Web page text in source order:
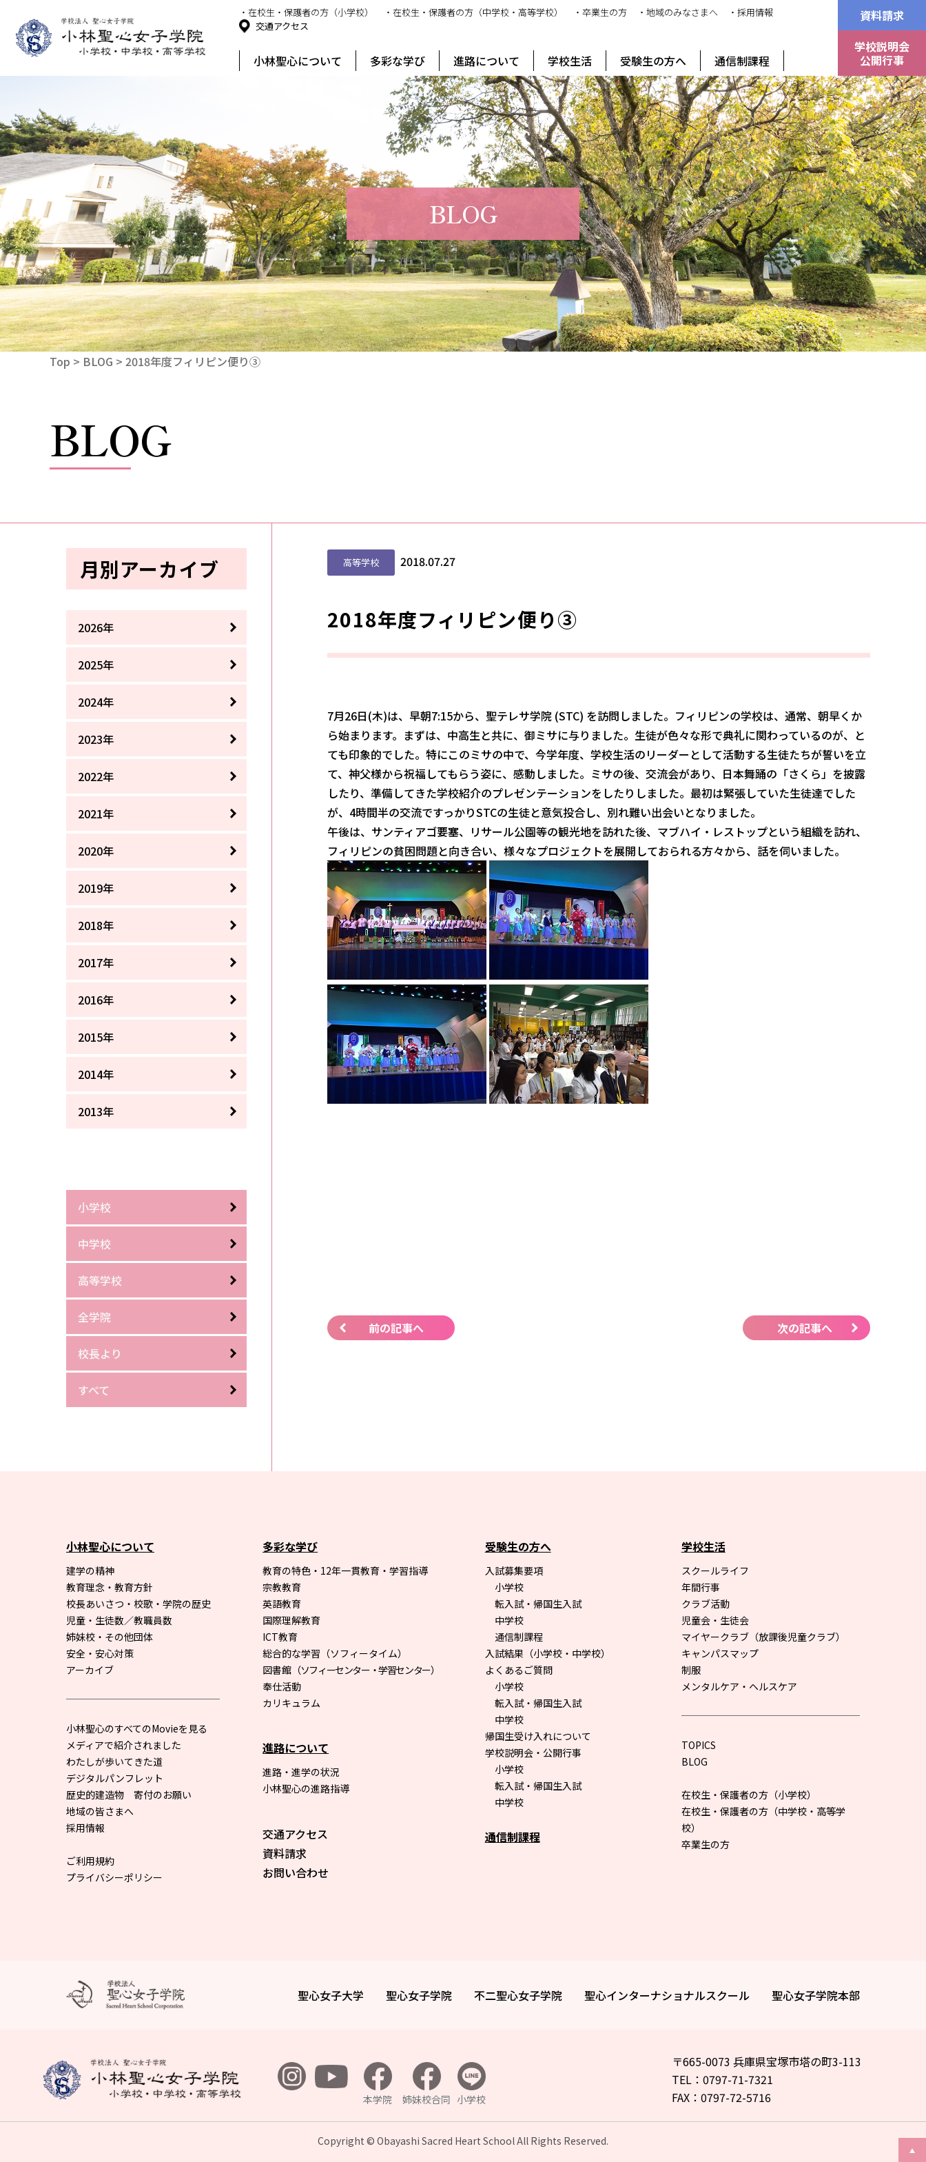
・在校生・保護者の方（小学校） ・在校生・保護者の方（中学校・高等学校） ・卒業生の方 ・地域のみなさまへ
・採用情報
交通アクセス
小林聖心について 多彩な学び 進路について 学校生活 受験生の方へ 通信制課程
資料請求
学校説明会
公開行事
BLOG
Top > BLOG > 2018年度フィリピン便り③
BLOG
高等学校 2018.07.27
2018年度フィリピン便り③
7月26日(木)は、早朝7:15から、聖テレサ学院 (STC) を訪問しました。フィリピンの学校は、通常、朝早くか
ら始まります。まずは、中高生と共に、御ミサに与りました。生徒が色々な形で典礼に関わっているのが、と
ても印象的でした。特にこのミサの中で、今学年度、学校生活のリーダーとして活動する生徒たちが誓いを立
て、神父様から祝福してもらう姿に、感動しました。ミサの後、交流会があり、日本舞踊の「さくら」を披露
したり、準備してきた学校紹介のプレゼンテーションをしたりしました。最初は緊張していた生徒達でした
が、4時間半の交流ですっかりSTCの生徒と意気投合し、別れ難い出会いとなりました。
午後は、サンティアゴ要塞、リサール公園等の観光地を訪れた後、マブハイ・レストップという組織を訪れ、
フィリピンの貧困問題と向き合い、様々なプロジェクトを展開しておられる方々から、話を伺いました。
前の記事へ 次の記事へ
月別アーカイブ
2026年
2025年
2024年
2023年
2022年
2021年
2020年
2019年
2018年
2017年
2016年
2015年
2014年
2013年
小学校
中学校
高等学校
全学院
校長より
すべて
小林聖心について
建学の精神
教育理念・教育方針
校長あいさつ・校歌・学院の歴史
児童・生徒数／教職員数
姉妹校・その他団体
安全・安心対策
アーカイブ
小林聖心のすべてのMovieを見る
メディアで紹介されました
わたしが歩いてきた道
デジタルパンフレット
歴史的建造物 寄付のお願い
地域の皆さまへ
採用情報
ご利用規約
プライバシーポリシー
多彩な学び
教育の特色・12年一貫教育・学習指導
宗教教育
英語教育
国際理解教育
ICT教育
総合的な学習（ソフィータイム）
図書館 （ソフィーセンター・学習センター）
奉仕活動
カリキュラム
進路について
進路・進学の状況
小林聖心の進路指導
交通アクセス
資料請求
お問い合わせ
受験生の方へ
入試募集要項
小学校
転入試・帰国生入試
中学校
通信制課程
入試結果（小学校・中学校）
よくあるご質問
小学校
転入試・帰国生入試
中学校
帰国生受け入れについて
学校説明会・公開行事
小学校
転入試・帰国生入試
中学校
通信制課程
学校生活
スクールライフ
年間行事
クラブ活動
児童会・生徒会
マイヤークラブ（放課後児童クラブ）
キャンパスマップ
制服
メンタルケア・ヘルスケア
TOPICS
BLOG
在校生・保護者の方（小学校）
在校生・保護者の方（中学校・高等学
校）
卒業生の方
聖心女子大学 聖心女子学院 不二聖心女子学院 聖心インターナショナルスクール 聖心女子学院本部
本学院 姉妹校合同 小学校
〒665-0073 兵庫県宝塚市塔の町3-113
TEL：0797-71-7321
FAX：0797-72-5716
Copyright © Obayashi Sacred Heart School All Rights Reserved.